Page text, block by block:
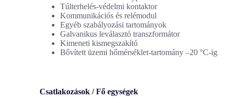
Túlterhelés-védelmi kontaktor
Kommunikációs és relémodul
Egyéb szabályozási tartományok
Galvanikus leválasztó transzformátor
Kimeneti kismegszakító
Bővített üzemi hőmérséklet-tartomány –20 °C-ig
Csatlakozások / Fő egységek